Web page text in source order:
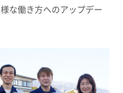
な働き方へのアップデー